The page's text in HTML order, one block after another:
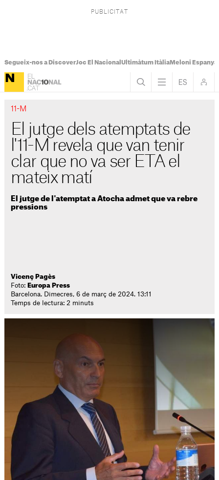
Segueix-nos a DiscoverJoc El Nacional Ultimàtum ItàliaMeloni Espanya
11-M
El jutge dels atemptats de
l'11-M revela que van tenir
clar que no va ser ETA el
mateix matí
El jutge de l'atemptat a Atocha admet que va rebre
pressions
Vicenç Pagès
Foto: Europa Press
Barcelona. Dimecres, 6 de març de 2024. 13:11
Temps de lectura: 2 minuts